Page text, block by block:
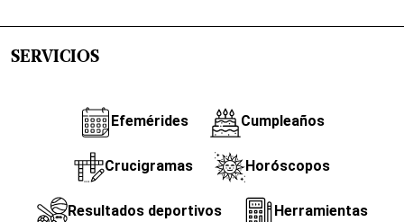
SERVICIOS
Efemérides Cumpleaños
Crucigramas Horóscopos
Resultados deportivos Herramientas